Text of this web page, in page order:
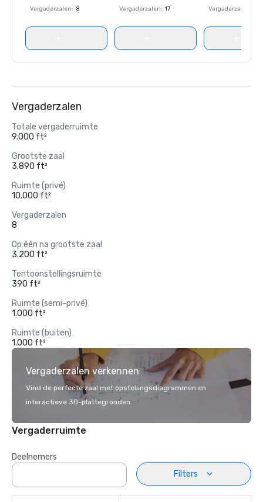
Vergaderzalen: 8 Vergaderzalen: 17 Vergaderzalen
Vergaderzalen
Totale vergaderruimte
9.000 ft²
Grootste zaal
3.890 ft²
Ruimte (privé)
10.000 ft²
Vergaderzalen
8
Op één na grootste zaal
3.200 ft²
Tentoonstellingsruimte
390 ft²
Ruimte (semi-privé)
1.000 ft²
Ruimte (buiten)
1.000 ft²
Vergaderzalen verkennen
Vind de perfecte zaal met opstellingsdiagrammen en
interactieve 3D-plattegronden.
Vergaderruimte
Deelnemers
Filters